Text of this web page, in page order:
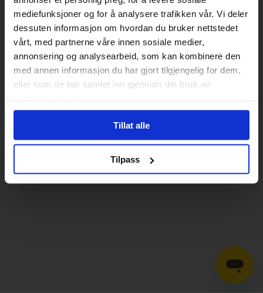
mediefunksjoner og for å analysere trafikken vår. Vi deler
dessuten informasjon om hvordan du bruker nettstedet
vårt, med partnerne våre innen sosiale medier,
annonsering og analysearbeid, som kan kombinere den
med annen informasjon du har gjort tilgjengelig for dem,
eller som de har samlet inn gjennom din bruk av
Tillat alle
Tilpass